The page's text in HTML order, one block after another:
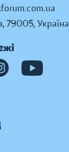
79005, Україна